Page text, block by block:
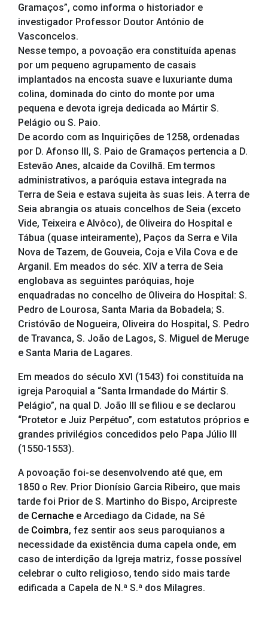
Gramaços”, como informa o historiador e
investigador Professor Doutor António de
Vasconcelos.
Nesse tempo, a povoação era constituída apenas
por um pequeno agrupamento de casais
implantados na encosta suave e luxuriante duma
colina, dominada do cinto do monte por uma
pequena e devota igreja dedicada ao Mártir S.
Pelágio ou S. Paio.
De acordo com as Inquirições de 1258, ordenadas
por D. Afonso III, S. Paio de Gramaços pertencia a D.
Estevão Anes, alcaide da Covilhã. Em termos
administrativos, a paróquia estava integrada na
Terra de Seia e estava sujeita às suas leis. A terra de
Seia abrangia os atuais concelhos de Seia (exceto
Vide, Teixeira e Alvôco), de Oliveira do Hospital e
Tábua (quase inteiramente), Paços da Serra e Vila
Nova de Tazem, de Gouveia, Coja e Vila Cova e de
Arganil. Em meados do séc. XIV a terra de Seia
englobava as seguintes paróquias, hoje
enquadradas no concelho de Oliveira do Hospital: S.
Pedro de Lourosa, Santa Maria da Bobadela; S.
Cristóvão de Nogueira, Oliveira do Hospital, S. Pedro
de Travanca, S. João de Lagos, S. Miguel de Meruge
e Santa Maria de Lagares.
Em meados do século XVI (1543) foi constituída na
igreja Paroquial a “Santa Irmandade do Mártir S.
Pelágio”, na qual D. João III se filiou e se declarou
“Protetor e Juiz Perpétuo”, com estatutos próprios e
grandes privilégios concedidos pelo Papa Júlio III
(1550-1553).
A povoação foi-se desenvolvendo até que, em
1850 o Rev. Prior Dionísio Garcia Ribeiro, que mais
tarde foi Prior de S. Martinho do Bispo, Arcipreste
de Cernache e Arcediago da Cidade, na Sé
de Coimbra, fez sentir aos seus paroquianos a
necessidade da existência duma capela onde, em
caso de interdição da Igreja matriz, fosse possível
celebrar o culto religioso, tendo sido mais tarde
edificada a Capela de N.ª S.ª dos Milagres.